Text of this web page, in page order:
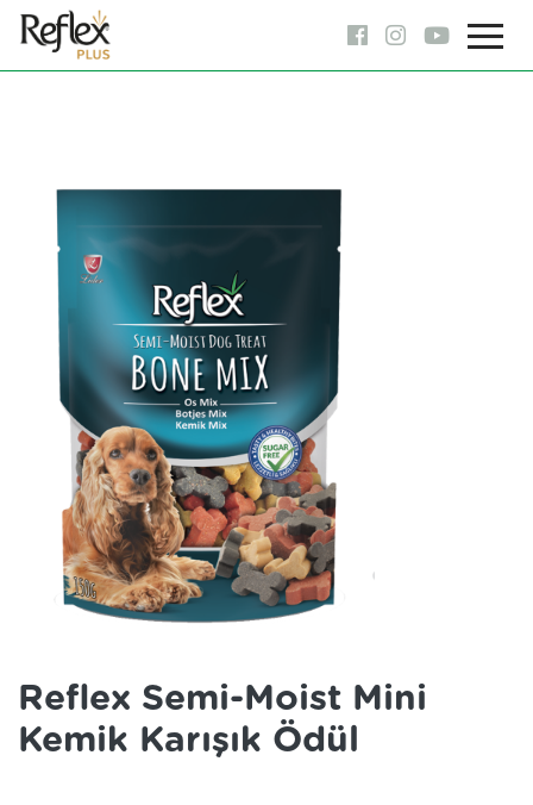
Reflex Semi-Moist Mini
Kemik Karışık Ödül